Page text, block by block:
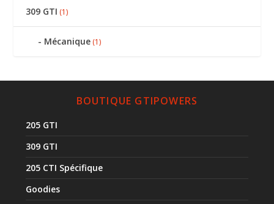
309 GTI (1)
Mécanique (1)
BOUTIQUE GTIPOWERS
205 GTI
309 GTI
205 CTI Spécifique
Goodies